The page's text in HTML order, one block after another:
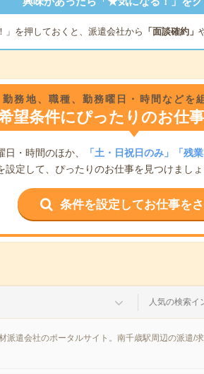
」を押しておくと、派遣会社から 「面談確約」
勤務地、職種、勤務曜日・時間などを
望条件にぴったりのお仕
・時間のほか、 「土・日祝日のみ」「残業
設定して、ぴったりのお仕事を見つけまし
条件を設定してお仕事を
人気の検索イ
遣会社のポータルサイト。南千歳駅周辺の派遣/